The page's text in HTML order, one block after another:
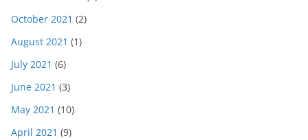
October 2021 (2)
August 2021 (1)
July 2021 (6)
June 2021 (3)
May 2021 (10)
April 2021 (9)